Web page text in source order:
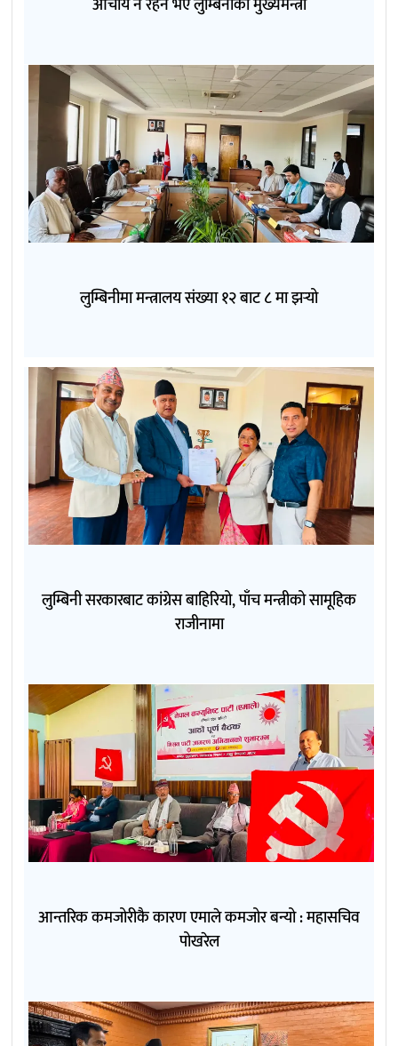
आचार्य नै रहने भए लुम्बिनीका मुख्यमन्त्री
लुम्बिनीमा मन्त्रालय संख्या १२ बाट ८ मा झर्‍यो
लुम्बिनी सरकारबाट कांग्रेस बाहिरियो, पाँच मन्त्रीको सामूहिक
राजीनामा
आन्तरिक कमजोरीकै कारण एमाले कमजोर बन्यो : महासचिव
पोखरेल